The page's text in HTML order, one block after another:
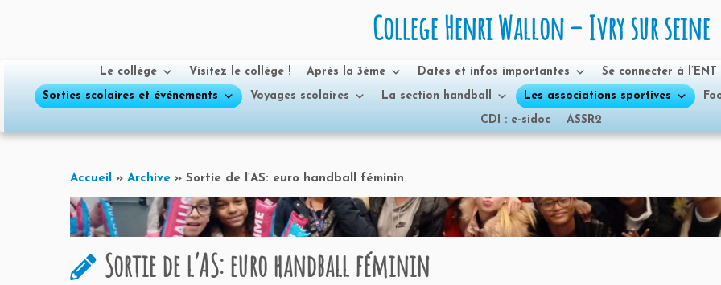
College Henri Wallon – Ivry sur seine
Le collège Visitez le collège ! Après la 3ème Dates et infos importantes Se connecter à l’ENT
Sorties scolaires et événements
Voyages scolaires La section handball Les associations sportives
CDI : e-sidoc
ASSR2
Accueil » Archive » Sortie de l’AS: euro handball féminin
Sortie de l’AS: euro handball féminin